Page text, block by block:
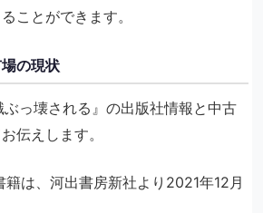
ことができます。
の現状
ぶっ壊される』の出版社情報と中古
伝えします。
籍は、河出書房新社より2021年12月